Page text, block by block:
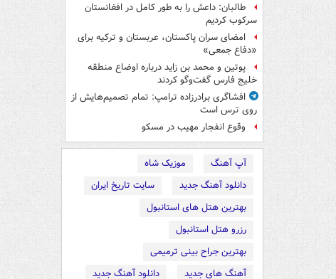
طالبان: داعش را به طور کامل در افغانستان
سرکوب کردیم
امضای سران پاکستان، عربستان و ترکیه برای
«دفاع جمعی»
پوتین و محمد بن زاید درباره اوضاع منطقه
خلیج فارس گفت‌وگو کردند
افشاگری برادرزاده ترامپ: تمام تصمیم‌هایش از
روی ترس است
وقوع انفجار مهیب در مسکو
آپ آهنگ
موزیک شاه
دانلود آهنگ جدید
سایت تاریخ ایران
بهترین هتل های استانبول
رزرو هتل استانبول
بهترین جراح بینی ترمیمی
آهنگ های جدید
دانلود آهنگ جدید